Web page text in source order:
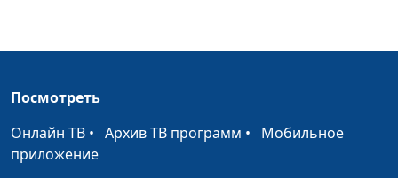
Животные из
фруктов
Алексей Ронжин, Алена
Ронжина, Ника Бочкарева
Посмотреть
Онлайн ТВ • Архив ТВ программ • Мобильное
приложение